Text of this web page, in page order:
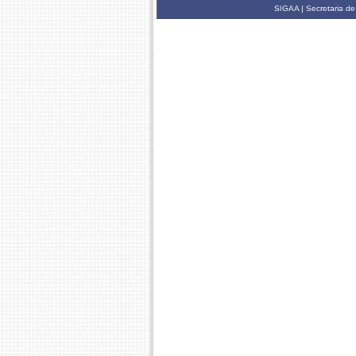
SIGAA | Secretaria